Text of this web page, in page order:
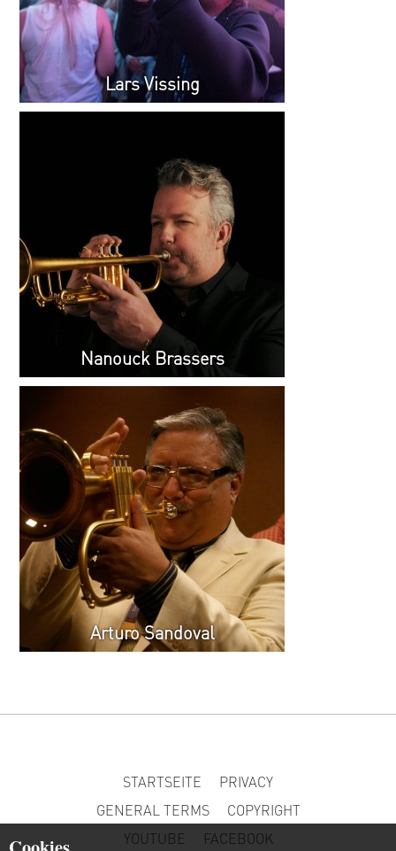
Lars Vissing
Nanouck Brassers
Arturo Sandoval
STARTSEITE
PRIVACY
GENERAL TERMS
COPYRIGHT
YOUTUBE
FACEBOOK